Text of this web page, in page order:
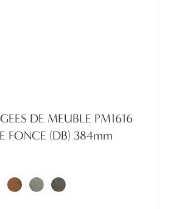
DE MEUBLE PM1616
FONCE (DB) 384mm